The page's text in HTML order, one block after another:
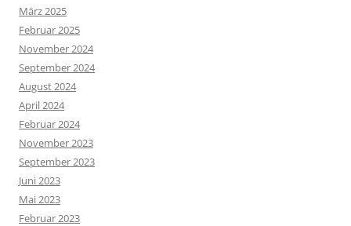
März 2025
Februar 2025
November 2024
September 2024
August 2024
April 2024
Februar 2024
November 2023
September 2023
Juni 2023
Mai 2023
Februar 2023